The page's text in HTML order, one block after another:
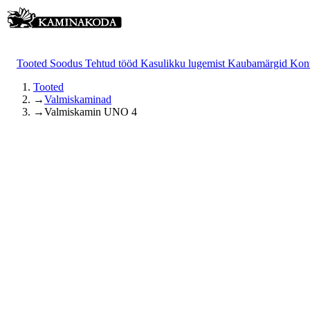
Tooted Soodus Tehtud tööd Kasulikku lugemist Kaubamärgid
Tooted
→Valmiskaminad
→Valmiskamin UNO 4